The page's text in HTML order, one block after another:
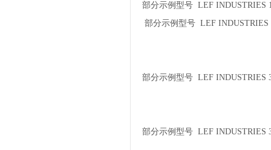
部分示例型号 LEF INDUSTRIES
部分示例型号 LEF INDUSTRIES
部分示例型号 LEF INDUSTRIES
部分示例型号 LEF INDUSTRIES